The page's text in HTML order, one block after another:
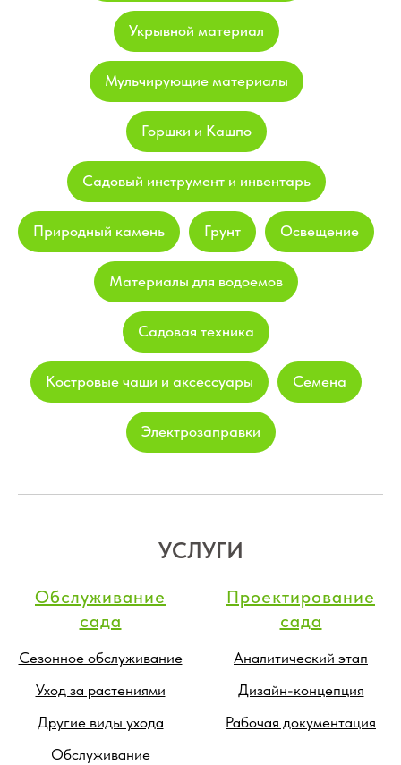
Укрывной материал
Мульчирующие материалы
Горшки и Кашпо
Садовый инструмент и инвентарь
Природный камень Грунт Освещение
Материалы для водоемов
Садовая техника
Костровые чаши и аксессуары Семена
Электрозаправки
УСЛУГИ
Обслуживание
сада
Сезонное обслуживание
Уход за растениями
Другие виды ухода
Обслуживание
Проектирование
сада
Аналитический этап
Дизайн-концепция
Рабочая документация